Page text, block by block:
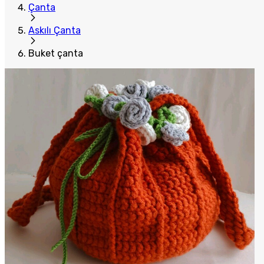
Çanta
Askılı Çanta
Buket çanta